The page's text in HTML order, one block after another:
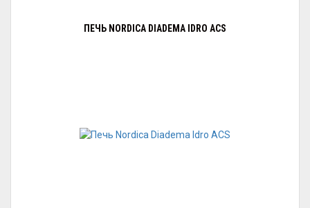
ПЕЧЬ NORDICA DIADEMA IDRO ACS